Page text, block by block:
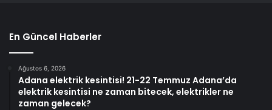
En Güncel Haberler
Ağustos 6, 2026
Adana elektrik kesintisi! 21-22 Temmuz Adana’da
elektrik kesintisi ne zaman bitecek, elektrikler ne
zaman gelecek?